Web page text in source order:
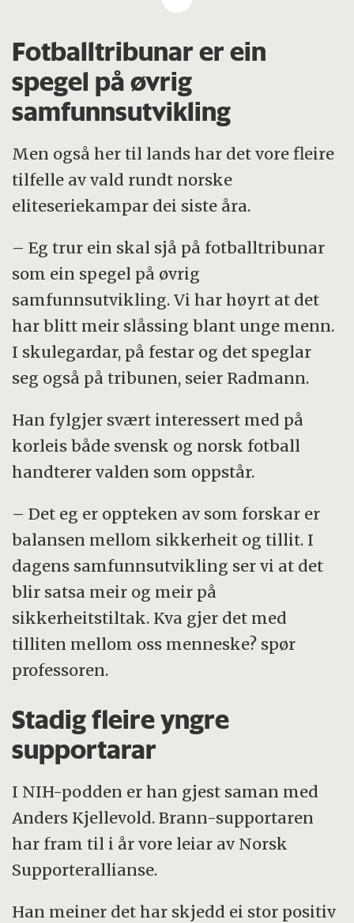
Saman med idrettssosiolog og NIH-rektor
Supporterallianse, Anders Kjellevold,
diskuterer vi skilnadene mellom norsk og
svensk fotballkultur, kva som ligg bak
Programleiarar er forskar Christina
Gjestvang og Gjermund Erikstein-Midtbø,
Sævartveit Henningsen.
Lenke til episoden finn du nedst i denne
artikkelen.
Fotballtribunar er ein
spegel på øvrig
samfunnsutvikling
Men også her til lands har det vore fleire
tilfelle av vald rundt norske
eliteseriekampar dei siste åra.
– Eg trur ein skal sjå på fotballtribunar
som ein spegel på øvrig
samfunnsutvikling. Vi har høyrt at det
har blitt meir slåssing blant unge menn.
I skulegardar, på festar og det speglar
seg også på tribunen, seier Radmann.
Han fylgjer svært interessert med på
korleis både svensk og norsk fotball
handterer valden som oppstår.
– Det eg er oppteken av som forskar er
balansen mellom sikkerheit og tillit. I
dagens samfunnsutvikling ser vi at det
blir satsa meir og meir på
sikkerheitstiltak. Kva gjer det med
tilliten mellom oss menneske? spør
professoren.
Stadig fleire yngre
supportarar
I NIH-podden er han gjest saman med
Anders Kjellevold. Brann-supportaren
har fram til i år vore leiar av Norsk
Supporterallianse.
Han meiner det har skjedd ei stor positiv